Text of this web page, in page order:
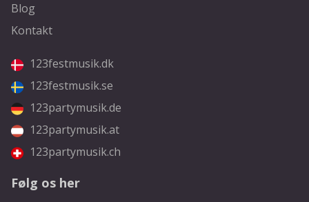
Blog
Kontakt
123festmusik.dk
123festmusik.se
123partymusik.de
123partymusik.at
123partymusik.ch
Følg os her